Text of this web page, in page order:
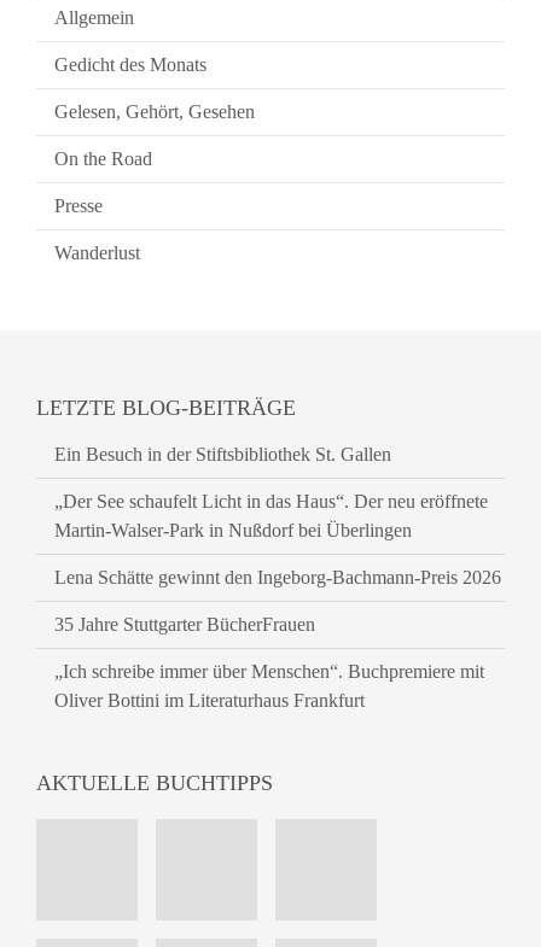
Allgemein
Gedicht des Monats
Gelesen, Gehört, Gesehen
On the Road
Presse
Wanderlust
LETZTE BLOG-BEITRÄGE
Ein Besuch in der Stiftsbibliothek St. Gallen
„Der See schaufelt Licht in das Haus“. Der neu eröffnete
Martin-Walser-Park in Nußdorf bei Überlingen
Lena Schätte gewinnt den Ingeborg-Bachmann-Preis 2026
35 Jahre Stuttgarter BücherFrauen
„Ich schreibe immer über Menschen“. Buchpremiere mit
Oliver Bottini im Literaturhaus Frankfurt
AKTUELLE BUCHTIPPS